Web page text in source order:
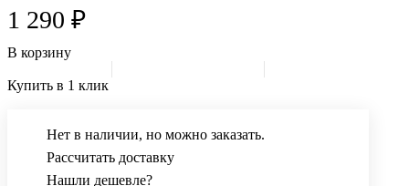
1 290 ₽
В корзину
Купить в 1 клик
Нет в наличии, но можно заказать.
Рассчитать доставку
Нашли дешевле?